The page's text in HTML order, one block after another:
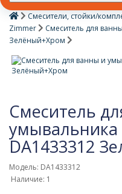
Смесители, стойки/
Zimmer
Смеситель для
Зелёный+Хром
Смеситель
умывальника
DA1433312
Модель: DA1433312
Наличие: 1